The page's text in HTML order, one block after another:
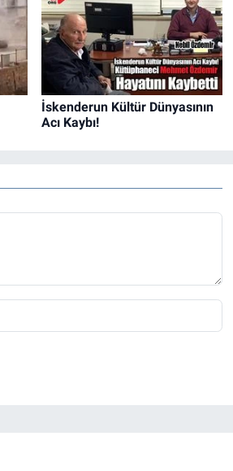
İskenderun Kültür Dünyasının
Acı Kaybı!